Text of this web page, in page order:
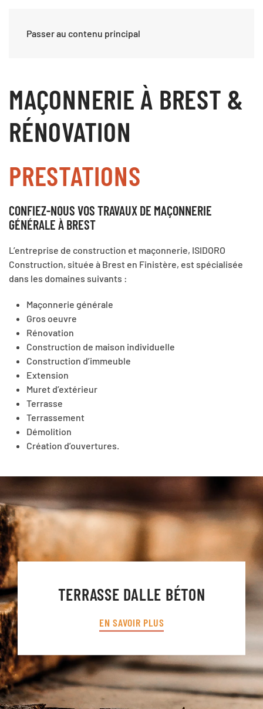
Passer au contenu principal
MAÇONNERIE À BREST &
RÉNOVATION
PRESTATIONS
CONFIEZ-NOUS VOS TRAVAUX DE MAÇONNERIE
GÉNÉRALE À BREST
L’entreprise de construction et maçonnerie, ISIDORO
Construction, située à Brest en Finistère, est spécialisée
dans les domaines suivants :
Maçonnerie générale
Gros oeuvre
Rénovation
Construction de maison individuelle
Construction d’immeuble
Extension
Muret d’extérieur
Terrasse
Terrassement
Démolition
Création d’ouvertures.
TERRASSE DALLE BÉTON
EN SAVOIR PLUS